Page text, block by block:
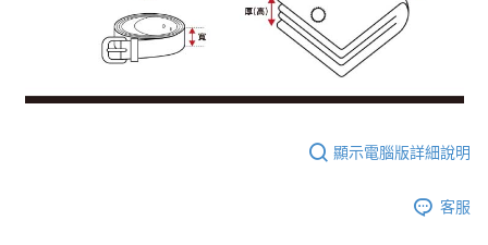
顯示電腦版詳細說明
客服